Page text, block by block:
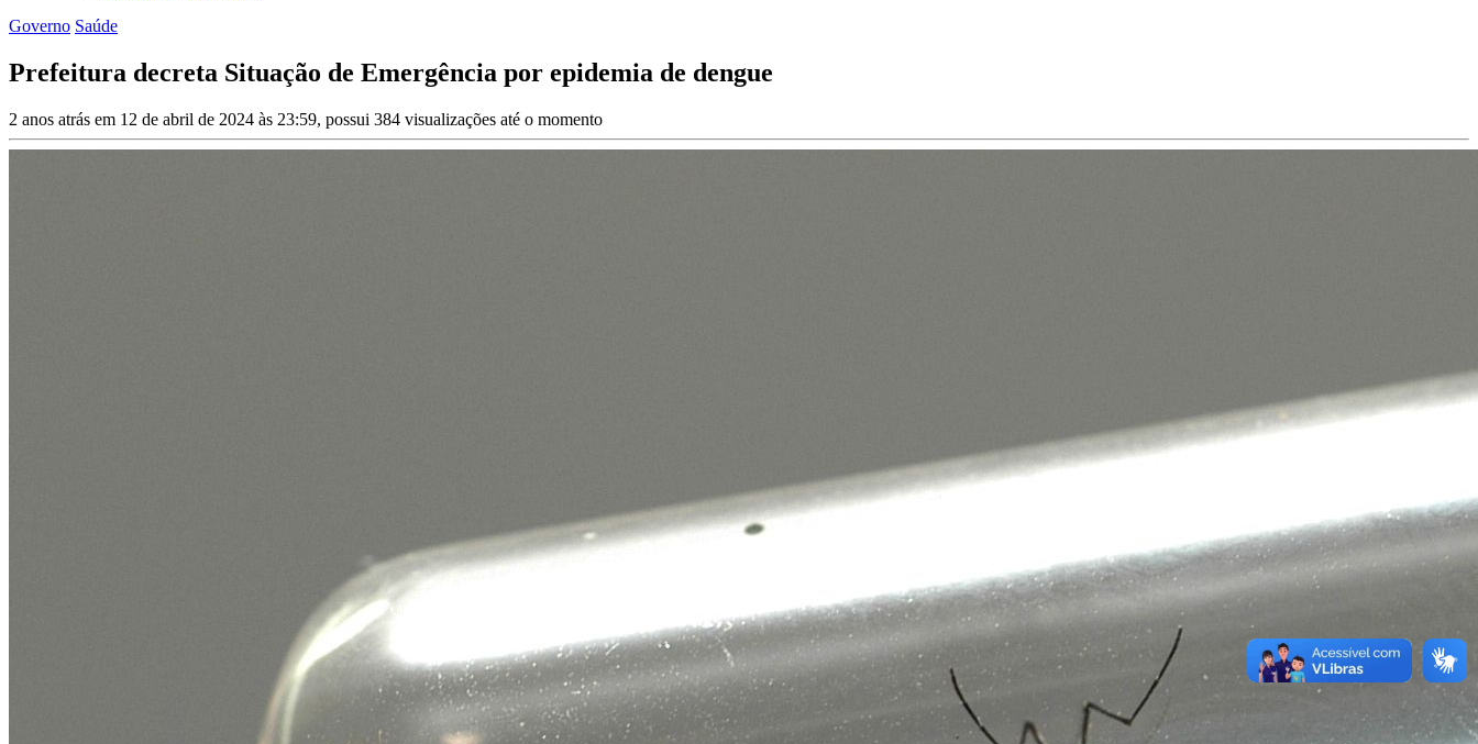
Governo Saúde
Prefeitura decreta Situação de Emergência por epidemia de dengue
2 anos atrás em 12 de abril de 2024 às 23:59, possui 384 visualizações até o momento